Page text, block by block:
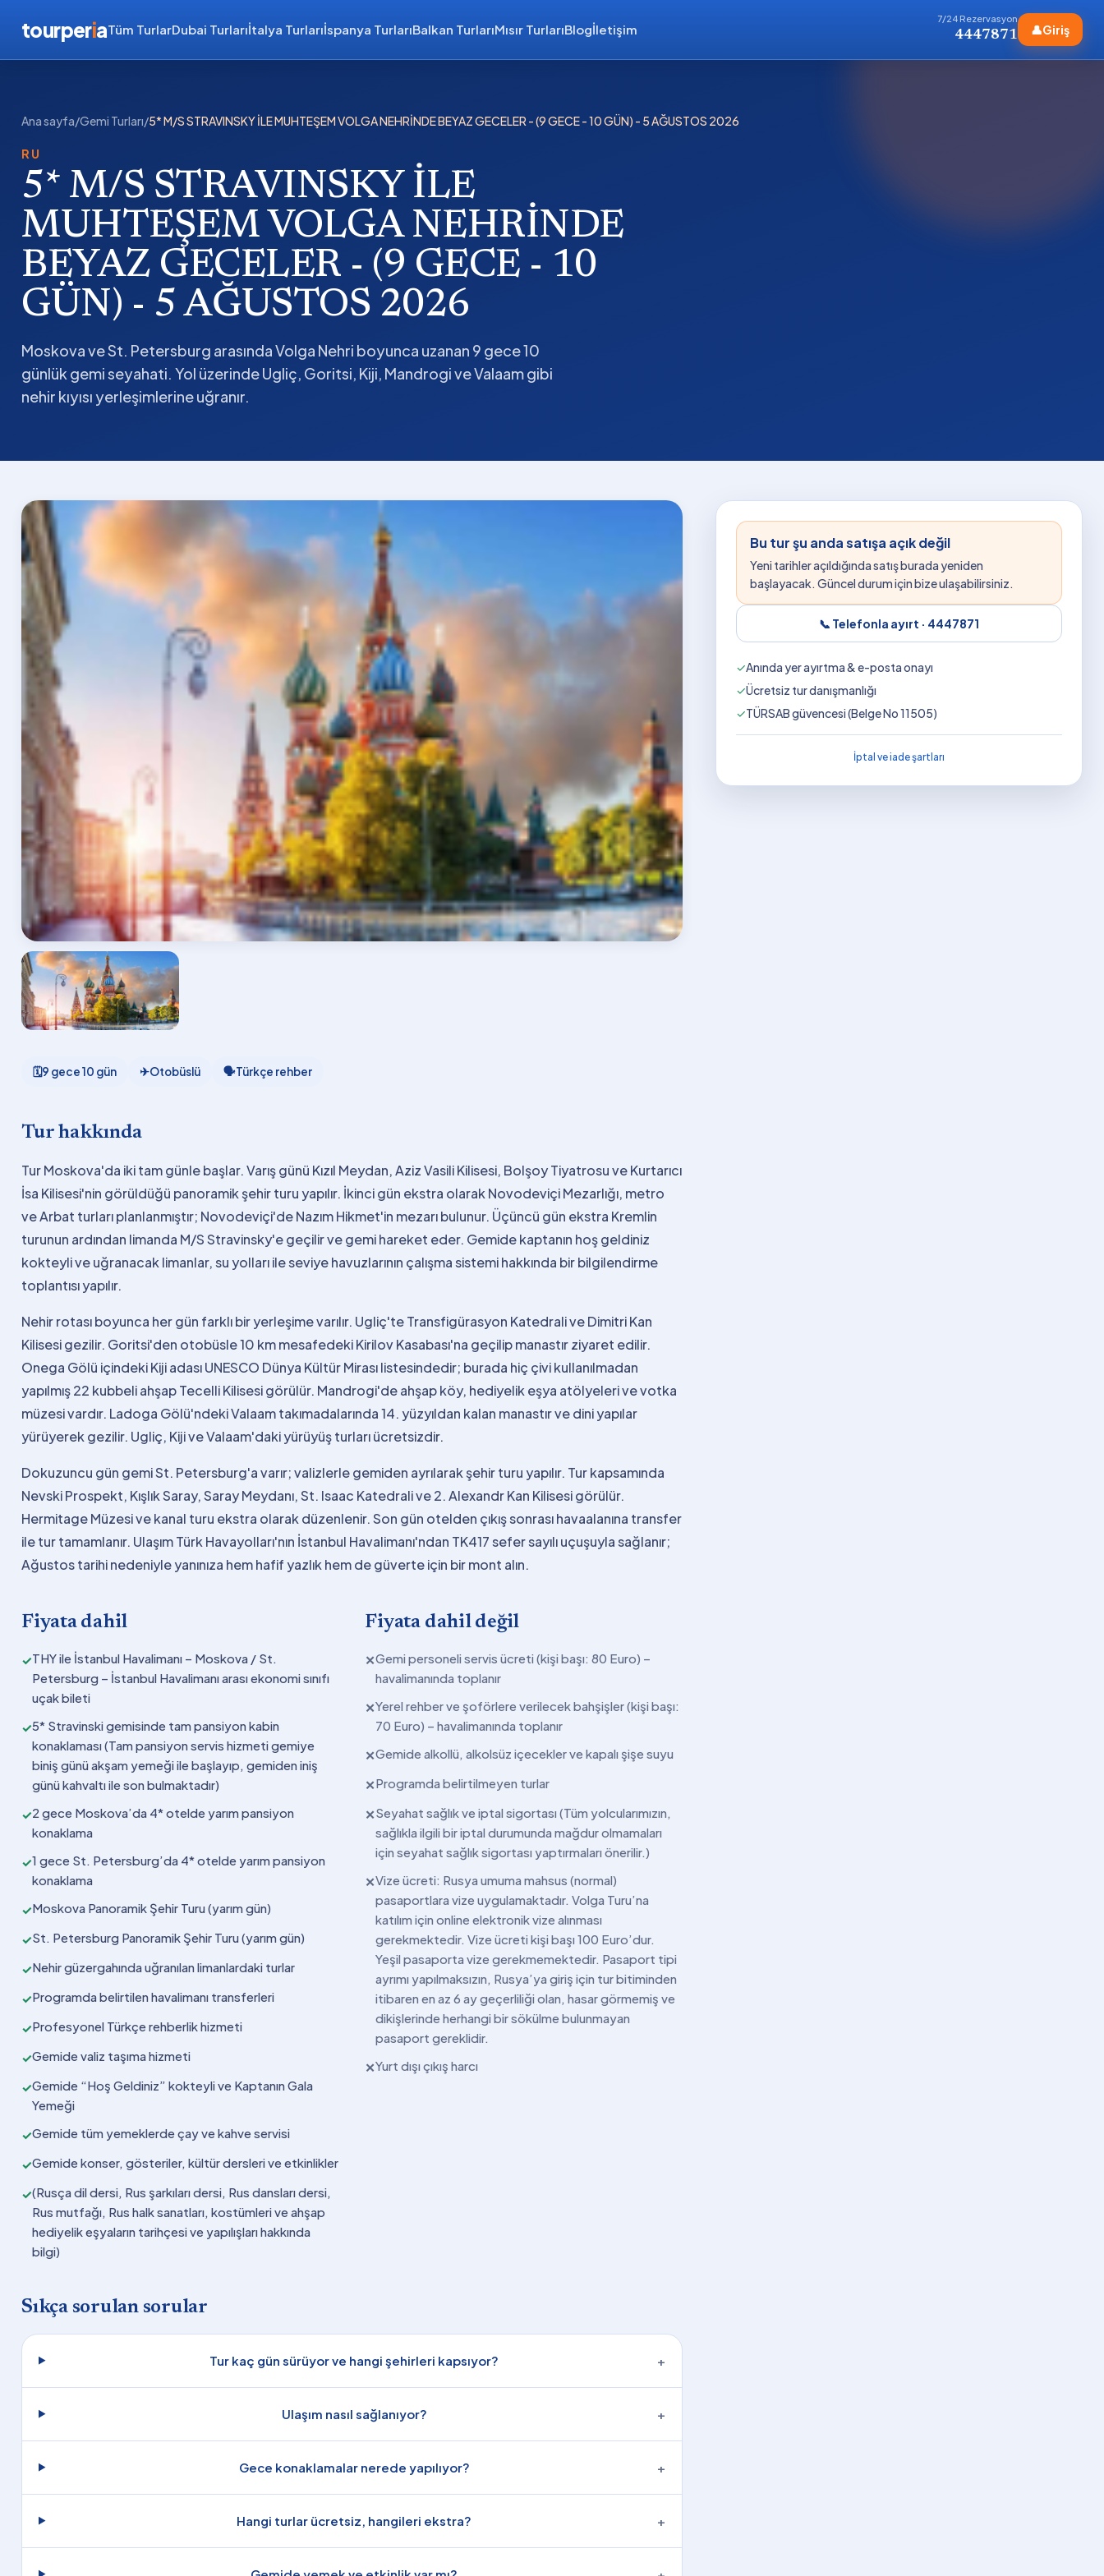
tourperiaTüm TurlarDubai Turlarıİtalya Turlarıİspanya TurlarıBalkan TurlarıMısır TurlarıBlogİletişim
7/24 Rezervasyon
4447871 👤Giriş
Ana sayfa/Gemi Turları/5* M/S STRAVINSKY İLE MUHTEŞEM VOLGA NEHRİNDE BEYAZ GECELER - (9 GECE - 10 GÜN) - 5 AĞUSTOS 2026
RU
5* M/S STRAVINSKY İLE
MUHTEŞEM VOLGA NEHRİNDE
BEYAZ GECELER - (9 GECE - 10
GÜN) - 5 AĞUSTOS 2026
Moskova ve St. Petersburg arasında Volga Nehri boyunca uzanan 9 gece 10
günlük gemi seyahati. Yol üzerinde Ugliç, Goritsi, Kiji, Mandrogi ve Valaam gibi
nehir kıyısı yerleşimlerine uğranır.
🗓9 gece 10 gün ✈Otobüslü 🗣Türkçe rehber
Tur hakkında
Tur Moskova'da iki tam günle başlar. Varış günü Kızıl Meydan, Aziz Vasili Kilisesi, Bolşoy Tiyatrosu ve Kurtarıcı
İsa Kilisesi'nin görüldüğü panoramik şehir turu yapılır. İkinci gün ekstra olarak Novodeviçi Mezarlığı, metro
ve Arbat turları planlanmıştır; Novodeviçi'de Nazım Hikmet'in mezarı bulunur. Üçüncü gün ekstra Kremlin
turunun ardından limanda M/S Stravinsky'e geçilir ve gemi hareket eder. Gemide kaptanın hoş geldiniz
kokteyli ve uğranacak limanlar, su yolları ile seviye havuzlarının çalışma sistemi hakkında bir bilgilendirme
toplantısı yapılır.
Nehir rotası boyunca her gün farklı bir yerleşime varılır. Ugliç'te Transfigürasyon Katedrali ve Dimitri Kan
Kilisesi gezilir. Goritsi'den otobüsle 10 km mesafedeki Kirilov Kasabası'na geçilip manastır ziyaret edilir.
Onega Gölü içindeki Kiji adası UNESCO Dünya Kültür Mirası listesindedir; burada hiç çivi kullanılmadan
yapılmış 22 kubbeli ahşap Tecelli Kilisesi görülür. Mandrogi'de ahşap köy, hediyelik eşya atölyeleri ve votka
müzesi vardır. Ladoga Gölü'ndeki Valaam takımadalarında 14. yüzyıldan kalan manastır ve dini yapılar
yürüyerek gezilir. Ugliç, Kiji ve Valaam'daki yürüyüş turları ücretsizdir.
Dokuzuncu gün gemi St. Petersburg'a varır; valizlerle gemiden ayrılarak şehir turu yapılır. Tur kapsamında
Nevski Prospekt, Kışlık Saray, Saray Meydanı, St. Isaac Katedrali ve 2. Alexandr Kan Kilisesi görülür.
Hermitage Müzesi ve kanal turu ekstra olarak düzenlenir. Son gün otelden çıkış sonrası havaalanına transfer
ile tur tamamlanır. Ulaşım Türk Havayolları'nın İstanbul Havalimanı'ndan TK417 sefer sayılı uçuşuyla sağlanır;
Ağustos tarihi nedeniyle yanınıza hem hafif yazlık hem de güverte için bir mont alın.
Fiyata dahil
✓THY ile İstanbul Havalimanı – Moskova / St.
Petersburg – İstanbul Havalimanı arası ekonomi sınıfı
uçak bileti
✓5* Stravinski gemisinde tam pansiyon kabin
konaklaması (Tam pansiyon servis hizmeti gemiye
biniş günü akşam yemeği ile başlayıp, gemiden iniş
günü kahvaltı ile son bulmaktadır)
✓2 gece Moskova’da 4* otelde yarım pansiyon
konaklama
✓1 gece St. Petersburg’da 4* otelde yarım pansiyon
konaklama
✓Moskova Panoramik Şehir Turu (yarım gün)
✓St. Petersburg Panoramik Şehir Turu (yarım gün)
✓Nehir güzergahında uğranılan limanlardaki turlar
✓Programda belirtilen havalimanı transferleri
✓Profesyonel Türkçe rehberlik hizmeti
✓Gemide valiz taşıma hizmeti
✓Gemide “Hoş Geldiniz” kokteyli ve Kaptanın Gala
Yemeği
✓Gemide tüm yemeklerde çay ve kahve servisi
✓Gemide konser, gösteriler, kültür dersleri ve etkinlikler
✓(Rusça dil dersi, Rus şarkıları dersi, Rus dansları dersi,
Rus mutfağı, Rus halk sanatları, kostümleri ve ahşap
hediyelik eşyaların tarihçesi ve yapılışları hakkında
bilgi)
Fiyata dahil değil
✕Gemi personeli servis ücreti (kişi başı: 80 Euro) –
havalimanında toplanır
✕Yerel rehber ve şoförlere verilecek bahşişler (kişi başı:
70 Euro) – havalimanında toplanır
✕Gemide alkollü, alkolsüz içecekler ve kapalı şişe suyu
✕Programda belirtilmeyen turlar
✕Seyahat sağlık ve iptal sigortası (Tüm yolcularımızın,
sağlıkla ilgili bir iptal durumunda mağdur olmamaları
için seyahat sağlık sigortası yaptırmaları önerilir.)
✕Vize ücreti: Rusya umuma mahsus (normal)
pasaportlara vize uygulamaktadır. Volga Turu’na
katılım için online elektronik vize alınması
gerekmektedir. Vize ücreti kişi başı 100 Euro’dur.
Yeşil pasaporta vize gerekmemektedir. Pasaport tipi
ayrımı yapılmaksızın, Rusya’ya giriş için tur bitiminden
itibaren en az 6 ay geçerliliği olan, hasar görmemiş ve
dikişlerinde herhangi bir sökülme bulunmayan
pasaport gereklidir.
✕Yurt dışı çıkış harcı
Sıkça sorulan sorular
Tur kaç gün sürüyor ve hangi şehirleri kapsıyor? +
Ulaşım nasıl sağlanıyor? +
Gece konaklamalar nerede yapılıyor? +
Hangi turlar ücretsiz, hangileri ekstra? +
Bu tur şu anda satışa açık değil
Yeni tarihler açıldığında satış burada yeniden
başlayacak. Güncel durum için bize ulaşabilirsiniz.
📞 Telefonla ayırt · 4447871
✓Anında yer ayırtma & e-posta onayı
✓Ücretsiz tur danışmanlığı
✓TÜRSAB güvencesi (Belge No 11505)
İptal ve iade şartları